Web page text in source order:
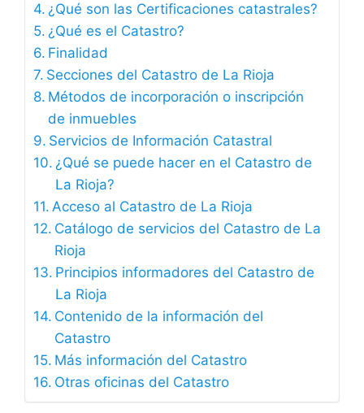
¿Qué son las Certificaciones catastrales?
¿Qué es el Catastro?
Finalidad
Secciones del Catastro de La Rioja
Métodos de incorporación o inscripción
de inmuebles
Servicios de Información Catastral
¿Qué se puede hacer en el Catastro de
La Rioja?
Acceso al Catastro de La Rioja
Catálogo de servicios del Catastro de La
Rioja
Principios informadores del Catastro de
La Rioja
Contenido de la información del
Catastro
Más información del Catastro
Otras oficinas del Catastro